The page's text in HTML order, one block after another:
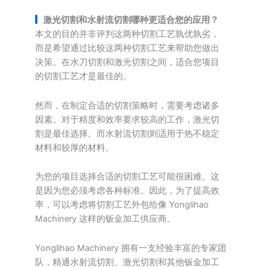
激光切割和水射流切割哪种更适合您的应用？
本文的目的并非评判这两种切割工艺孰优孰劣，
而是希望通过比较这两种切割工艺来帮助您做出
决策。在水刀切割和激光切割之间，适合您项目
的切割工艺才是最佳的。
然而，在制定合适的切割策略时，需要考虑诸多
因素。对于精度和效率要求较高的工作，激光切
割是最佳选择。而水射流切割则适用于热不稳定
材料和较厚的材料。
为您的项目选择合适的切割工艺可能很困难。这
是因为您必须考虑各种标准。因此，为了提高效
率，可以考虑将切割工艺外包给像 Yonglihao
Machinery 这样的钣金加工供应商。
Yonglihao Machinery 拥有一支经验丰富的专家团
队，精通水射流切割、激光切割和其他钣金加工